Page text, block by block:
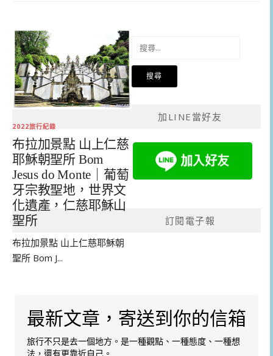
2022旅行紀錄
布拉加景點 山上仁慈
耶穌朝聖所 Bom
Jesus do Monte｜葡萄
牙宗教聖地，世界文
化遺產，仁慈耶穌山
聖所
布拉加景點 山上仁慈耶穌朝
聖所 Bom J...
關
加LINE當好友
訂閱電子報
最新文章，寄送到你的信箱
旅行不只是去一個地方。是一種觀點、一種態度、一種想
法，還有更靠近自己。